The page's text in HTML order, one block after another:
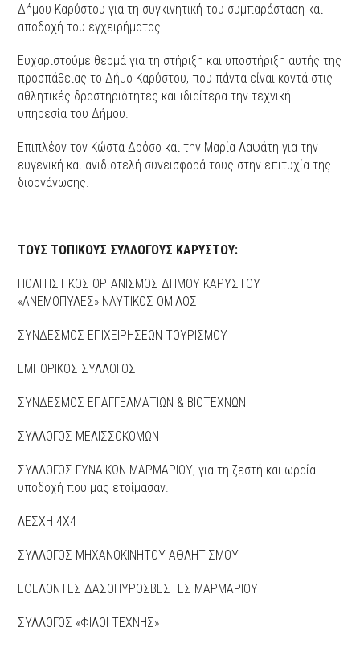
Δήμου Καρύστου για τη συγκινητική του συμπαράσταση και
αποδοχή του εγχειρήματος.
Ευχαριστούμε θερμά για τη στήριξη και υποστήριξη αυτής της
προσπάθειας το Δήμο Καρύστου, που πάντα είναι κοντά στις
αθλητικές δραστηριότητες και ιδιαίτερα την τεχνική
υπηρεσία του Δήμου.
Επιπλέον τον Κώστα Δρόσο και την Μαρία Λαψάτη για την
ευγενική και ανιδιοτελή συνεισφορά τους στην επιτυχία της
διοργάνωσης.
ΤΟΥΣ ΤΟΠΙΚΟΥΣ ΣΥΛΛΟΓΟΥΣ ΚΑΡΥΣΤΟΥ:
ΠΟΛΙΤΙΣΤΙΚΟΣ ΟΡΓΑΝΙΣΜΟΣ ΔΗΜΟΥ ΚΑΡΥΣΤΟΥ
«ΑΝΕΜΟΠΥΛΕΣ» ΝΑΥΤΙΚΟΣ ΟΜΙΛΟΣ
ΣΥΝΔΕΣΜΟΣ ΕΠΙΧΕΙΡΗΣΕΩΝ ΤΟΥΡΙΣΜΟΥ
ΕΜΠΟΡΙΚΟΣ ΣΥΛΛΟΓΟΣ
ΣΥΝΔΕΣΜΟΣ ΕΠΑΓΓΕΛΜΑΤΙΩΝ & ΒΙΟΤΕΧΝΩΝ
ΣΥΛΛΟΓΟΣ ΜΕΛΙΣΣΟΚΟΜΩΝ
ΣΥΛΛΟΓΟΣ ΓΥΝΑΙΚΩΝ ΜΑΡΜΑΡΙΟΥ, για τη ζεστή και ωραία
υποδοχή που μας ετοίμασαν.
ΛΕΣΧΗ 4Χ4
ΣΥΛΛΟΓΟΣ ΜΗΧΑΝΟΚΙΝΗΤΟΥ ΑΘΛΗΤΙΣΜΟΥ
ΕΘΕΛΟΝΤΕΣ ΔΑΣΟΠΥΡΟΣΒΕΣΤΕΣ ΜΑΡΜΑΡΙΟΥ
ΣΥΛΛΟΓΟΣ «ΦΙΛΟΙ ΤΕΧΝΗΣ»